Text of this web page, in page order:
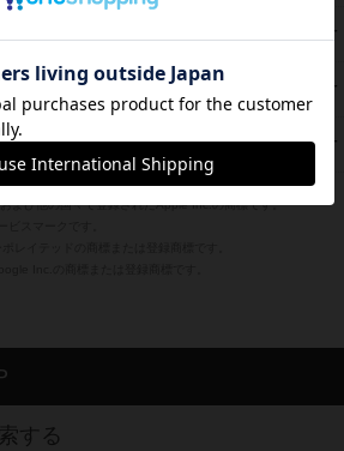
PT
の投稿
PT
スト救出作戦
の投稿
42 PT
の投稿
よび他の国々で登録されたApple Inc.の商標です。
する